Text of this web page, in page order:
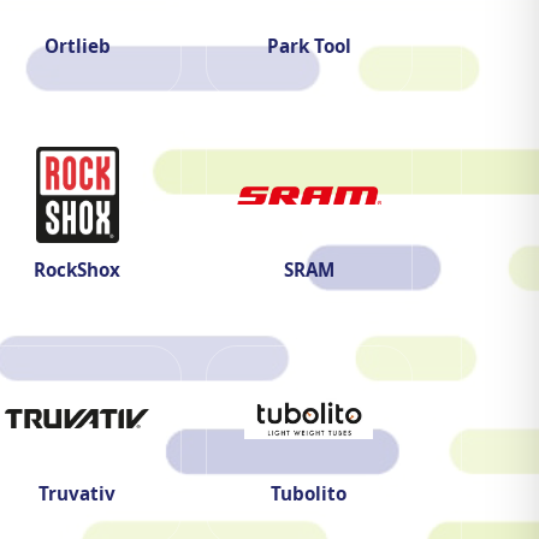
Ortlieb Park Tool
RockShox SRAM
Truvativ Tubolito